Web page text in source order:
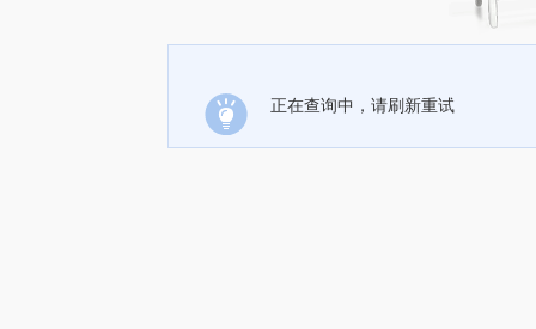
正在查询中，请刷新重试